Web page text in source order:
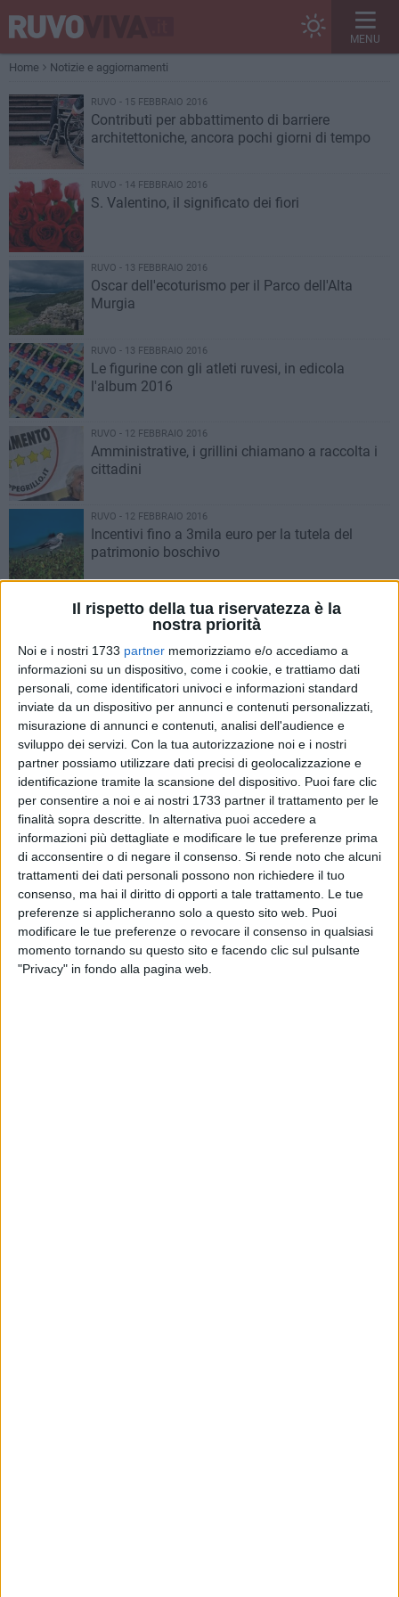
Il rispetto della tua riservatezza è la
nostra priorità
Noi e i nostri 1733 partner memorizziamo e/o accediamo a
informazioni su un dispositivo, come i cookie, e trattiamo dati
personali, come identificatori univoci e informazioni standard
inviate da un dispositivo per annunci e contenuti personalizzati,
misurazione di annunci e contenuti, analisi dell'audience e
sviluppo dei servizi. Con la tua autorizzazione noi e i nostri
partner possiamo utilizzare dati precisi di geolocalizzazione e
identificazione tramite la scansione del dispositivo. Puoi fare clic
per consentire a noi e ai nostri 1733 partner il trattamento per le
finalità sopra descritte. In alternativa puoi accedere a
informazioni più dettagliate e modificare le tue preferenze prima
di acconsentire o di negare il consenso. Si rende noto che alcuni
trattamenti dei dati personali possono non richiedere il tuo
consenso, ma hai il diritto di opporti a tale trattamento. Le tue
preferenze si applicheranno solo a questo sito web. Puoi
modificare le tue preferenze o revocare il consenso in qualsiasi
momento tornando su questo sito e facendo clic sul pulsante
"Privacy" in fondo alla pagina web.
MENU
Home Notizie e aggiornamenti
RUVO - 15 FEBBRAIO 2016
Contributi per abbattimento di barriere
architettoniche, ancora pochi giorni di tempo
RUVO - 14 FEBBRAIO 2016
S. Valentino, il significato dei fiori
RUVO - 13 FEBBRAIO 2016
Oscar dell'ecoturismo per il Parco dell'Alta
Murgia
RUVO - 13 FEBBRAIO 2016
Le figurine con gli atleti ruvesi, in edicola
l'album 2016
RUVO - 12 FEBBRAIO 2016
Amministrative, i grillini chiamano a raccolta i
cittadini
RUVO - 12 FEBBRAIO 2016
Incentivi fino a 3mila euro per la tutela del
patrimonio boschivo
Raccolta porta a porta: a gennaio è record
RUVO - 11 FEBBRAIO 2016
Ladri auto, bici e pneumatici fermati a Bitonto
RUVO - 11 FEBBRAIO 2016
“Cuore di Puglia” alla borsa del turismo di
Milano
RUVO - 11 FEBBRAIO 2016
Illuminazione che và, illuminazione che viene
RUVO - 11 FEBBRAIO 2016
Per S. Valentino un'escursione a Monte Cucco